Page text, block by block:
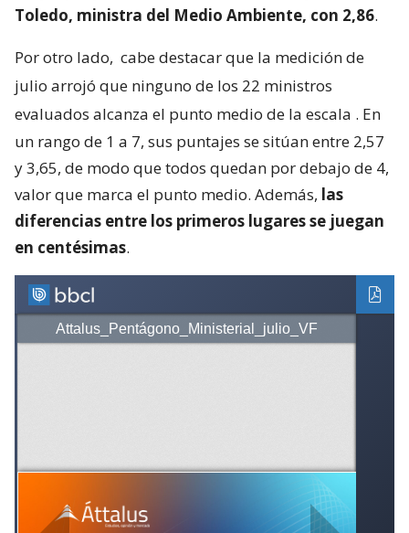
Toledo, ministra del Medio Ambiente, con 2,86.
Por otro lado, cabe destacar que la medición de
julio arrojó que ninguno de los 22 ministros
evaluados alcanza el punto medio de la escala . En
un rango de 1 a 7, sus puntajes se sitúan entre 2,57
y 3,65, de modo que todos quedan por debajo de 4,
valor que marca el punto medio. Además, las
diferencias entre los primeros lugares se juegan
en centésimas.